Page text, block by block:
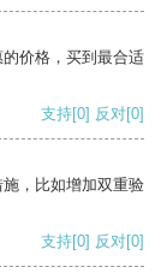
价格，买到最合适
支持[0] 反对[0]
，比如增加双重验
支持[0] 反对[0]